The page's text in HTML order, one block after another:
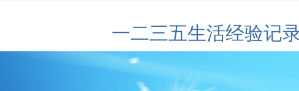
一二三五生活经验记